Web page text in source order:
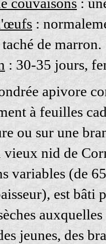
:
de marron.
: 30-35 jours,
apivore
à feuilles
ou sur une
nid de
variables (de
est bâti
jeunes, des